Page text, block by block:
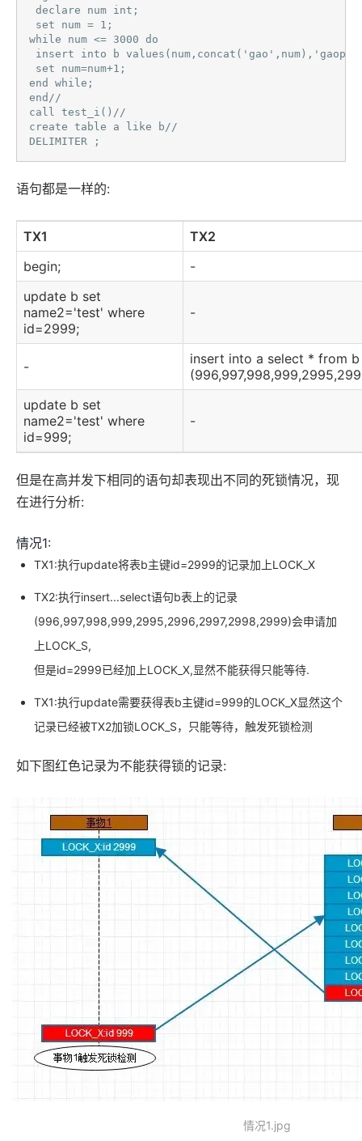
declare num int;
set num = 1;
while num <= 3000 do
insert into b
set num=num+1;
end while;
end//
call test_i()//
create table a like b//
DELIMITER ;
语句都是一样的:
TX1
TX2
begin;
-
update b set
name2='test' where
id=2999;
-
-
insert into a select * from
update b set
name2='test' where
id=999;
-
但是在高并发下相同的语句却表现出不同的死锁情况，现
在进行分析:
情况1:
TX1:执行update将表b主键id=2999的记录加上LOCK_X
TX2:执行insert...select语句b表上的记录
(996,997,998,999,2995,2996,2997,2998,2999)会申请加
上LOCK_S,
但是id=2999已经加上LOCK_X,显然不能获得只能等待.
TX1:执行update需要获得表b主键id=999的LOCK_X显然这个
记录已经被TX2加锁LOCK_S，只能等待，触发死锁检测
如下图红色记录为不能获得锁的记录:
情况1.jpg